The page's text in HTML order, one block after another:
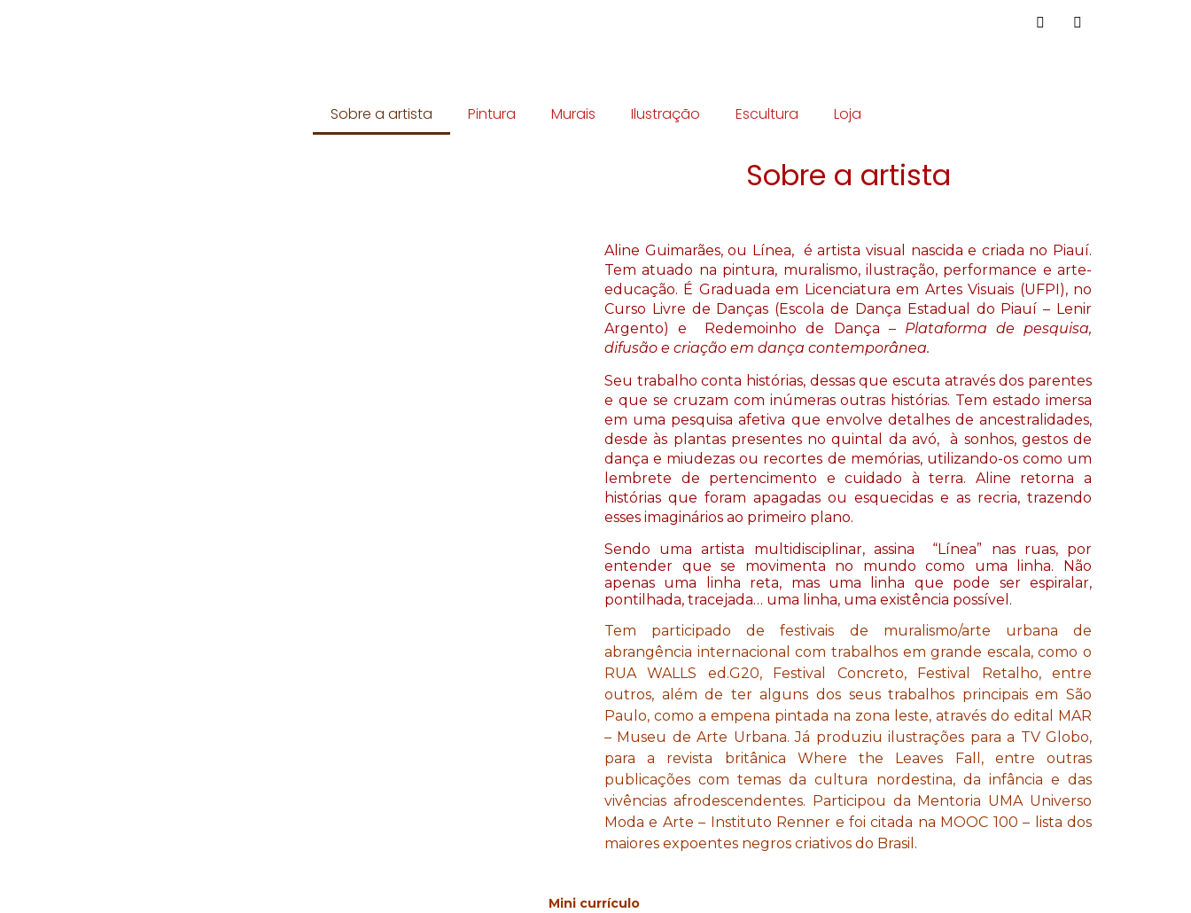
Sobre a artista Pintura Murais Ilustração Escultura Loja
Sobre a artista
Aline Guimarães, ou Línea,  é artista visual nascida e criada no Piauí.
Tem atuado na pintura, muralismo, ilustração, performance e arte-
educação. É Graduada em Licenciatura em Artes Visuais (UFPI), no
Curso Livre de Danças (Escola de Dança Estadual do Piauí – Lenir
Argento) e  Redemoinho de Dança – Plataforma de pesquisa,
difusão e criação em dança contemporânea.
Seu trabalho conta histórias, dessas que escuta através dos parentes
e que se cruzam com inúmeras outras histórias. Tem estado imersa
em uma pesquisa afetiva que envolve detalhes de ancestralidades,
desde às plantas presentes no quintal da avó,  à sonhos, gestos de
dança e miudezas ou recortes de memórias, utilizando-os como um
lembrete de pertencimento e cuidado à terra. Aline retorna a
histórias que foram apagadas ou esquecidas e as recria, trazendo
esses imaginários ao primeiro plano.
Sendo uma artista multidisciplinar, assina  “Línea” nas ruas, por
entender que se movimenta no mundo como uma linha. Não
apenas uma linha reta, mas uma linha que pode ser espiralar,
pontilhada, tracejada… uma linha, uma existência possível.
Tem participado de festivais de muralismo/arte urbana de
abrangência internacional com trabalhos em grande escala, como o
RUA WALLS ed.G20, Festival Concreto, Festival Retalho, entre
outros, além de ter alguns dos seus trabalhos principais em São
Paulo, como a empena pintada na zona leste, através do edital MAR
– Museu de Arte Urbana. Já produziu ilustrações para a TV Globo,
para a revista britânica Where the Leaves Fall, entre outras
publicações com temas da cultura nordestina, da infância e das
vivências afrodescendentes. Participou da Mentoria UMA Universo
Moda e Arte – Instituto Renner e foi citada na MOOC 100 – lista dos
maiores expoentes negros criativos do Brasil.
Mini currículo